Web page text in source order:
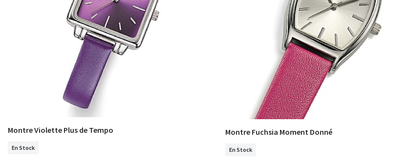
COMMANDER
Montre Violette Plus de Tempo
En Stock
Montre Fuchsia Moment Donné
En Stock